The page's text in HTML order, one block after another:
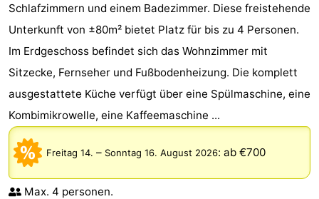
Schlafzimmern und einem Badezimmer. Diese freistehende
Unterkunft von ±80m² bietet Platz für bis zu 4 Personen.
Im Erdgeschoss befindet sich das Wohnzimmer mit
Sitzecke, Fernseher und Fußbodenheizung. Die komplett
ausgestattete Küche verfügt über eine Spülmaschine, eine
Kombimikrowelle, eine Kaffeemaschine ...
Freitag 14. – Sonntag 16. August 2026: ab €700
Max. 4 personen.